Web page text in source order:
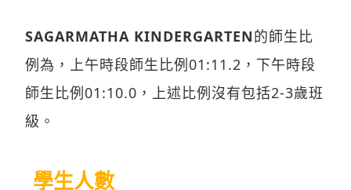
SAGARMATHA KINDERGARTEN的師生比
例為，上午時段師生比例01:11.2，下午時段
師生比例01:10.0，上述比例沒有包括2-3歲班
級。
學生人數